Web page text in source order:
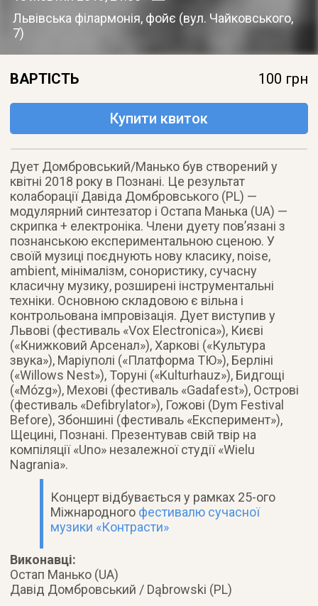
Львівська філармонія, фойє (вул. Чайковського,
7)
ВАРТІСТЬ 100 грн
Купити квиток
Дует Домбровський/Манько був створений у
квітні 2018 року в Познані. Це результат
колаборації Давіда Домбровського (PL) —
модулярний синтезатор і Остапа Манька (UA) —
скрипка + електроніка. Члени дуету пов’язані з
познанською експериментальною сценою. У
своїй музиці поєднують нову класику, noise,
ambient, мінімалізм, сонористику, сучасну
класичну музику, розширені інструментальні
техніки. Основною складовою є вільна і
контрольована імпровізація. Дует виступив у
Львові (фестиваль «Vox Electronica»), Києві
(«Книжковий Арсенал»), Харкові («Культура
звука»), Маріуполі («Платформа ТЮ»), Берліні
(«Willows Nest»), Торуні («Kulturhauz»), Бидгощі
(«Mózg»), Мехові (фестиваль «Gadafest»), Острові
(фестиваль «Defibrylator»), Гожові (Dym Festival
Before), Збоншині (фестиваль «Експеримент»),
Щецині, Познані. Презентував свій твір на
компіляції «Uno» незалежної студії «Wielu
Nagrania».
Концерт відбувається у рамках 25-ого
Міжнародного фестивалю сучасної
музики «Контрасти»
Виконавці:
Остап Манько (UA)
Давід Домбровський / Dąbrowski (PL)